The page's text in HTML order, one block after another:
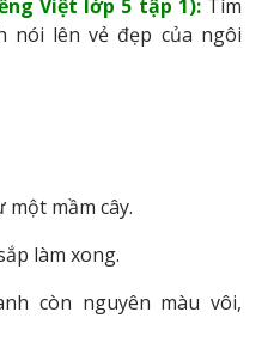
Việt lớp 5 tập 1):Tìm
nói lên vẻ đẹp của ngôi
mầm cây.
làm xong.
còn nguyên màu vôi,